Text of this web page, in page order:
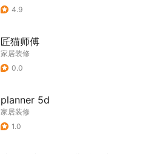
4.9
匠猫师傅
家居装修
0.0
planner 5d
家居装修
1.0